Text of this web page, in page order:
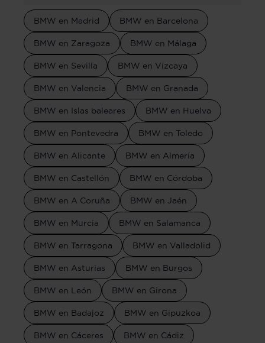
BMW en Madrid BMW en Barcelona
BMW en Zaragoza BMW en Málaga
BMW en Sevilla BMW en Vizcaya
BMW en Valencia BMW en Granada
BMW en Islas baleares BMW en Huelva
BMW en Pontevedra BMW en Toledo
BMW en Alicante BMW en Almería
BMW en Castellón BMW en Córdoba
BMW en A Coruña BMW en Jaén
BMW en Murcia BMW en Salamanca
BMW en Tarragona BMW en Valladolid
BMW en Asturias BMW en Burgos
BMW en León BMW en Girona
BMW en Badajoz BMW en Gipuzkoa
BMW en Cáceres BMW en Cádiz